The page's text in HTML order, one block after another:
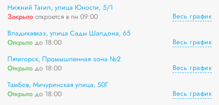
Нижний Тагил, улица Юности, 5/1
Закрыто откроется в пн 09:00
Весь график
Владикавказ, улица Сады Шалдона, 65
Открыто до 18:00
Весь график
Пятигорск, Промышленная зона №2
Открыто до 18:00
Весь график
Тамбов, Мичуринская улица, 50Г
Открыто до 18:00
Весь график